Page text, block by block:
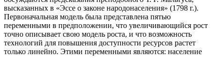
высказанных в «Эссе о законе народонаселения» (1798 г.).
Первоначальная модель была представлена пятью
переменными в предположении, что увеличивающийся рост
точно описывает свою модель роста, и что возможность
технологий для повышения доступности ресурсов растет
только линейно. Этими переменными являются: население